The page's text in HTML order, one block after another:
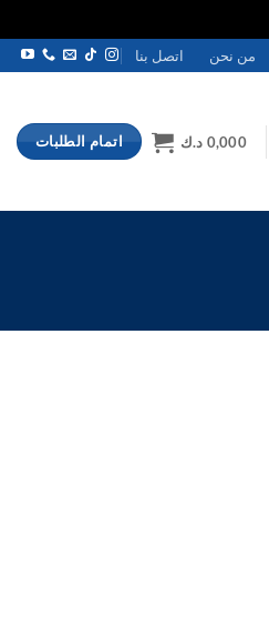
من نحن اتصل بنا
0,000 د.ك اتمام الطلبات